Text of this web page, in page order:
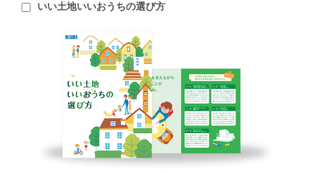
いい土地いいおうちの選び方